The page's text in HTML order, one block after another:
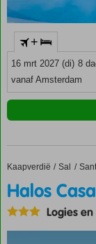
+
16 mrt 2027 (di) 8
vanaf Amsterdam
Home
Kaapverdië Sal
Halos Casa Resort
Halos
Logies